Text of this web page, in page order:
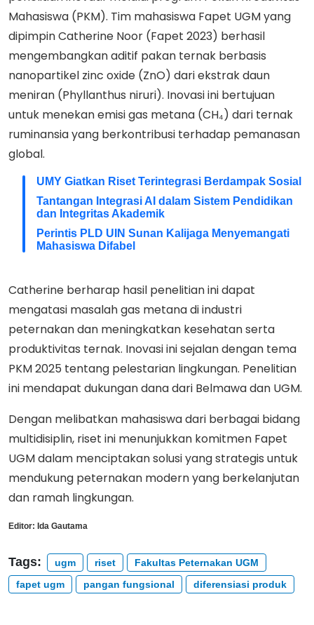
Mahasiswa (PKM). Tim mahasiswa Fapet UGM yang
dipimpin Catherine Noor (Fapet 2023) berhasil
mengembangkan aditif pakan ternak berbasis
nanopartikel zinc oxide (ZnO) dari ekstrak daun
meniran (Phyllanthus niruri). Inovasi ini bertujuan
untuk menekan emisi gas metana (CH₄) dari ternak
ruminansia yang berkontribusi terhadap pemanasan
global.
UMY Giatkan Riset Terintegrasi Berdampak Sosial
Tantangan Integrasi AI dalam Sistem Pendidikan
dan Integritas Akademik
Perintis PLD UIN Sunan Kalijaga Menyemangati
Mahasiswa Difabel
Catherine berharap hasil penelitian ini dapat
mengatasi masalah gas metana di industri
peternakan dan meningkatkan kesehatan serta
produktivitas ternak. Inovasi ini sejalan dengan tema
PKM 2025 tentang pelestarian lingkungan. Penelitian
ini mendapat dukungan dana dari Belmawa dan UGM.
Dengan melibatkan mahasiswa dari berbagai bidang
multidisiplin, riset ini menunjukkan komitmen Fapet
UGM dalam menciptakan solusi yang strategis untuk
mendukung peternakan modern yang berkelanjutan
dan ramah lingkungan.
Editor: Ida Gautama
Tags: ugm riset
Fakultas Peternakan UGM
fapet ugm
pangan fungsional diferensiasi produk